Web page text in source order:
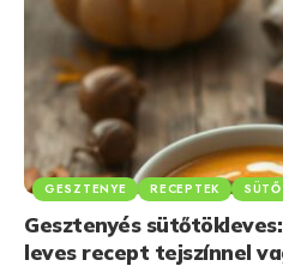
GESZTENYE RECEPTEK
Gesztenyés
leves recept tejszínnel